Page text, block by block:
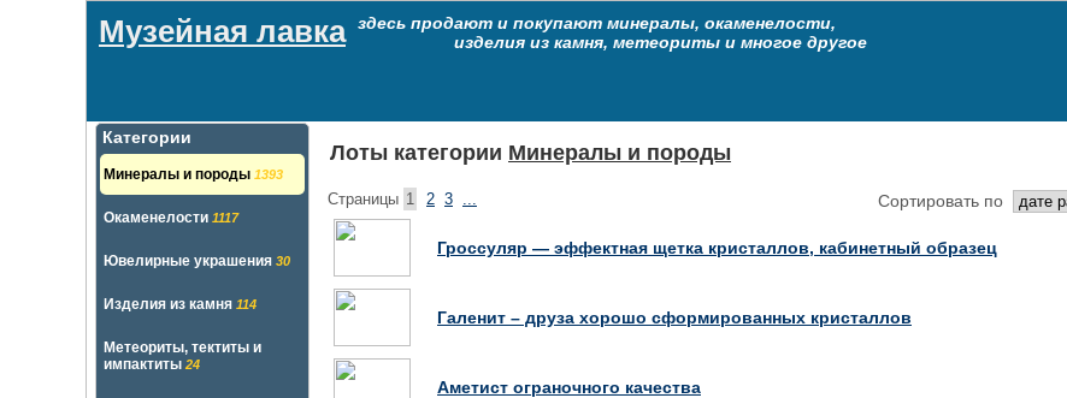
Музейная лавка
здесь продают и покупают минералы, окаменелости,
изделия из камня, метеориты и многое другое
Лоты категории Минералы и породы
Страницы 1 2 3 Сортировать по
Гроссуляр — эффектная щетка кристаллов, кабинетный образец
Галенит – друза хорошо сформированных кристаллов
Аметист ограночного качества
Категории
Минералы и породы 1393
Окаменелости 1117
Ювелирные украшения 30
Изделия из камня 114
Метеориты, тектиты и
импактиты 24